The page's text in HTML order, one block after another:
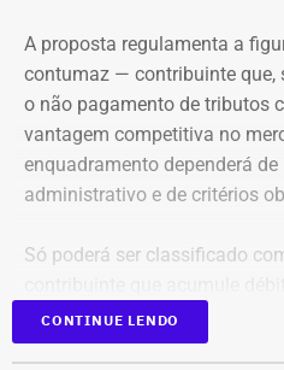
Quando a comparação é feita
inflação, a diferença chega a
Patrimônio de Fred
composto em sua
concentrada em imóveis. O
dois apartamentos, avaliados
A proposta regulamenta a
contumaz — contribuinte que,
o não pagamento de tributos
vantagem competitiva no
enquadramento dependerá
administrativo e de critérios
Só poderá ser classificado
milhões, em valor superior ao
de manter irregularidades no
CONTINUE LENDO